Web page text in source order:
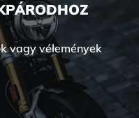
vagy vélemények